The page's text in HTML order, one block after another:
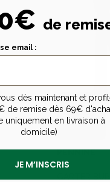
21,99€
PENNINE
GARTER
de
email :
dès maintenant et
de remise dès 69€
uniquement en livraison à
domicile)
JE M’INSCRIS